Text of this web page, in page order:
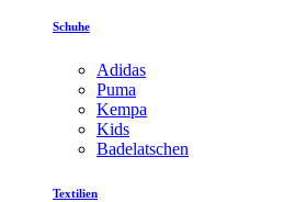
Schuhe
Adidas
Puma
Kempa
Kids
Badelatschen
Textilien